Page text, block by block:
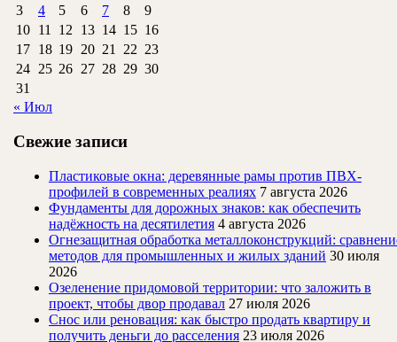
3
4 5 6 7 8
9
10 11 12 13 14 15 16
17 18 19 20 21 22 23
24 25 26 27 28 29 30
31
« Июл
Свежие записи
Пластиковые окна: деревянные рамы против ПВХ-
профилей в современных реалиях 7 августа 2026
Фундаменты для дорожных знаков: как обеспечить
надёжность на десятилетия 4 августа 2026
Огнезащитная обработка металлоконструкций:
методов для промышленных и жилых зданий 30 июля
2026
Озеленение придомовой территории: что заложить в
проект, чтобы двор продавал 27 июля 2026
Снос или реновация: как быстро продать квартиру и
получить деньги до расселения 23 июля 2026